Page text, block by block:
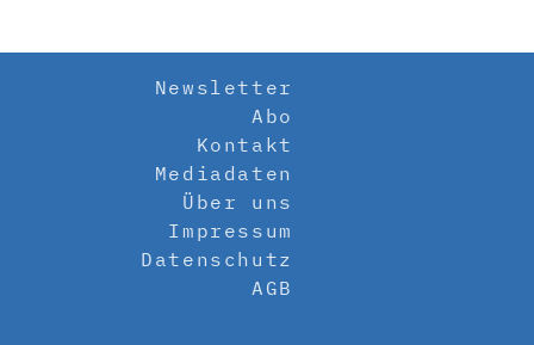
Newsletter
Abo
Kontakt
Mediadaten
Über uns
Impressum
Datenschutz
AGB